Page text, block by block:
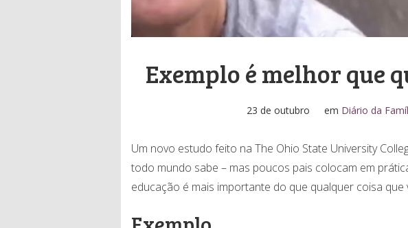
Exemplo é melhor que
23 de outubro em Diário da
Um novo estudo feito na The Ohio State University
todo mundo sabe – mas poucos pais colocam em
educação é mais importante do que qualquer coisa que